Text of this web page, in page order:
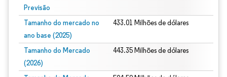
Previsão
Tamanho do mercado no
ano base (2025)
433.01 Milhões de dólares
Tamanho do Mercado
(2026)
443.35 Milhões de dólares